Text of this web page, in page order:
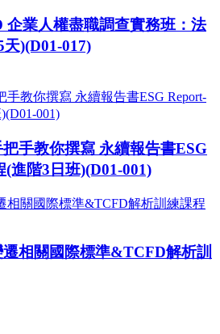
企業人權盡職調查實務班：法
)(D01-017)
把手教你撰寫 永續報告書ESG
進階3日班)(D01-001)
遷相關國際標準&TCFD解析訓